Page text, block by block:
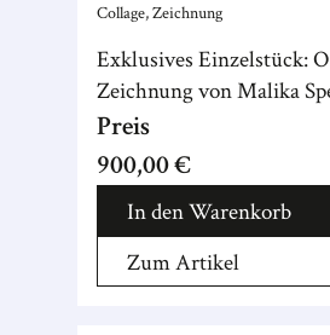
Collage, Zeichnung
Exklusives Einzelstück:
Zeichnung von Malika
Preis
900,00 €
In den Warenkorb
Zum Artikel